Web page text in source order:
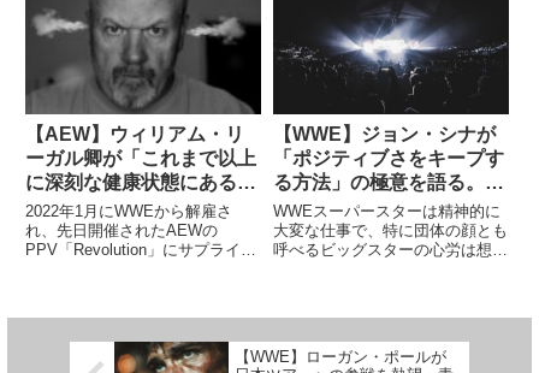
イメージの向上……。手術を受け
る経緯は単純なものではありませ
ん。例えば、アレクサ・ブリス
予想していたファンはほとんどい
なかったでしょう。試合後は「彼
が勝者でいい...
【AEW】ウィリアム・リ
ーガル卿が「これまで以上
に深刻な健康状態にある」
という噂を否定
2022年1月にWWEから解雇さ
れ、先日開催されたAEWの
PPV「Revolution」にサプライズ
いてこんな報道がありま...
【WWE】ジョン・シナが
「ポジティブさをキープす
る方法」の極意を語る。
「調子が悪い時こそ『悪く
ないぞ』と考える」
WWEスーパースターは精神的に
大変な仕事で、特に団体の顔とも
呼べるビッグスターの心労は想像
ン・シナ。彼はポジティブさを
キ...
【WWE】ローガン・ポールが